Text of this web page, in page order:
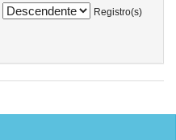
Registro(s)